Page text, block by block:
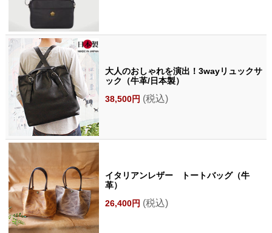
大人のおしゃれを演出！3wayリュックサ
ック（牛革/日本製）
38,500円 (税込)
イタリアンレザー トートバッグ（牛
革）
26,400円 (税込)